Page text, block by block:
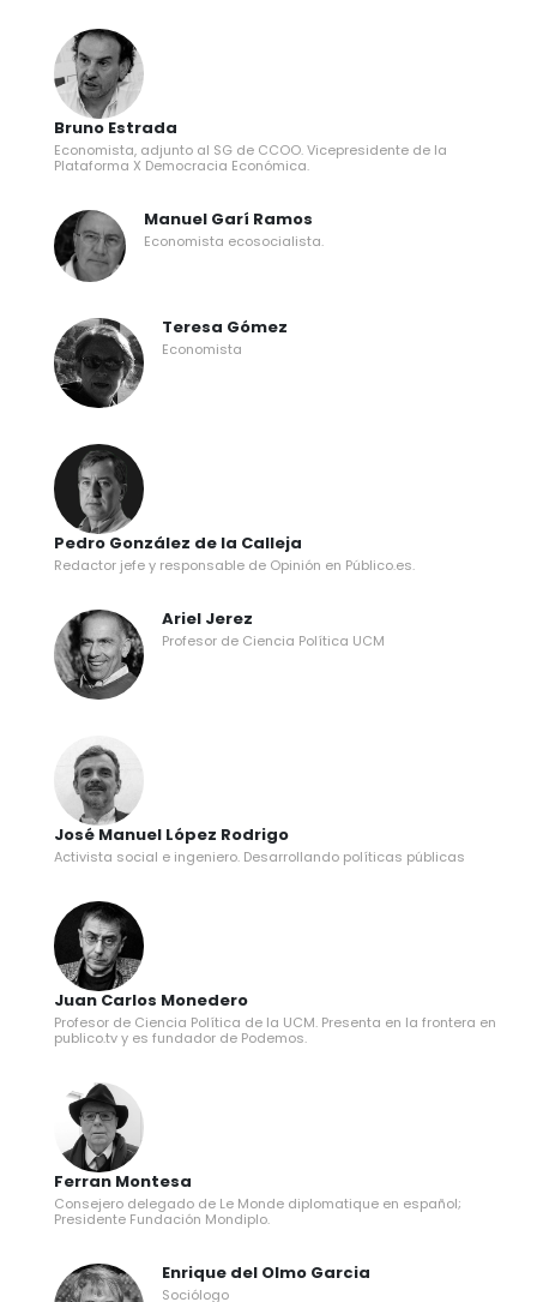
Bruno Estrada
Economista, adjunto al SG de CCOO. Vicepresidente de la
Plataforma X Democracia Económica.
Manuel Garí Ramos
Economista ecosocialista.
Teresa Gómez
Economista
Pedro González de la Calleja
Redactor jefe y responsable de Opinión en Público.es.
Ariel Jerez
Profesor de Ciencia Política UCM
José Manuel López Rodrigo
Activista social e ingeniero. Desarrollando políticas públicas
Juan Carlos Monedero
Profesor de Ciencia Política de la UCM. Presenta en la frontera en
publico.tv y es fundador de Podemos.
Ferran Montesa
Consejero delegado de Le Monde diplomatique en español;
Presidente Fundación Mondiplo.
Enrique del Olmo Garcia
Sociólogo